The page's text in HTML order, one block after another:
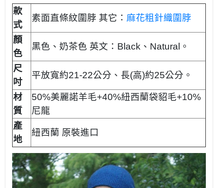
款
式
素面直條紋圍脖 其它： 麻花粗針織圍脖
顏
色
黑色、奶茶色 英文：Black、Natural。
尺
吋
平放寬約21-22公分、長(高)約25公分。
材
質
50%美麗諾羊毛+40%紐西蘭袋貂毛+10%
尼龍
產
地
紐西蘭 原裝進口